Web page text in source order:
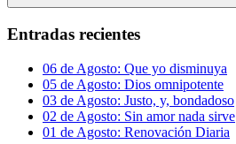
Buscar
Entradas recientes
06 de Agosto: Que yo disminuya
05 de Agosto: Dios omnipotente
03 de Agosto: Justo, y, bondadoso
02 de Agosto: Sin amor nada sirve
01 de Agosto: Renovación Diaria